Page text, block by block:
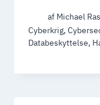
af Michael
Cyberkrig,
Databeskyttelse,